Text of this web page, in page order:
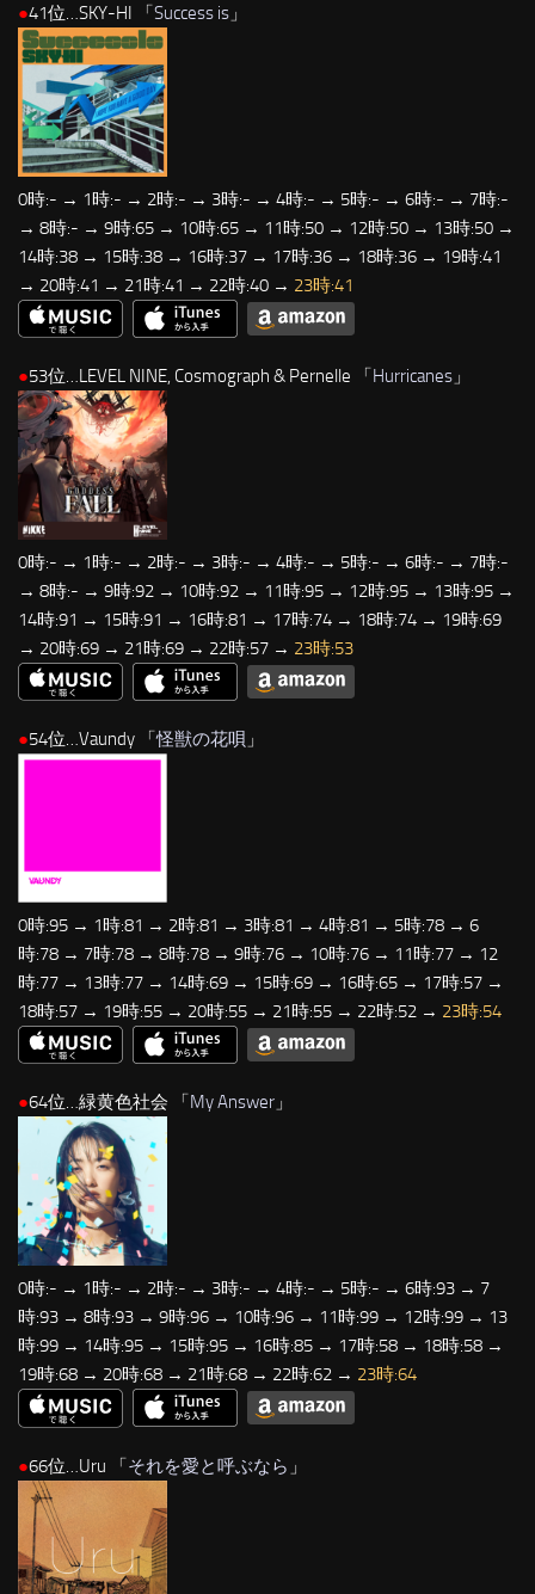
●41位…SKY-HI 「Success is 」
0時:- → 1時:- → 2時:- → 3時:- → 4時:- → 5時:- → 6時:- → 7時:-
→ 8時:- → 9時:65 → 10時:65 → 11時:50 → 12時:50 → 13時:50 →
14時:38 → 15時:38 → 16時:37 → 17時:36 → 18時:36 → 19時:41
→ 20時:41 → 21時:41 → 22時:40 → 23時:41
●53位…LEVEL NINE, Cosmograph & Pernelle 「Hurricanes 」
0時:- → 1時:- → 2時:- → 3時:- → 4時:- → 5時:- → 6時:- → 7時:-
→ 8時:- → 9時:92 → 10時:92 → 11時:95 → 12時:95 → 13時:95 →
14時:91 → 15時:91 → 16時:81 → 17時:74 → 18時:74 → 19時:69
→ 20時:69 → 21時:69 → 22時:57 → 23時:53
●54位…Vaundy 「怪獣の花唄 」
0時:95 → 1時:81 → 2時:81 → 3時:81 → 4時:81 → 5時:78 → 6
時:78 → 7時:78 → 8時:78 → 9時:76 → 10時:76 → 11時:77 → 12
時:77 → 13時:77 → 14時:69 → 15時:69 → 16時:65 → 17時:57 →
18時:57 → 19時:55 → 20時:55 → 21時:55 → 22時:52 → 23時:54
●64位…緑黄色社会 「 My Answer 」
0時:- → 1時:- → 2時:- → 3時:- → 4時:- → 5時:- → 6時:93 → 7
時:93 → 8時:93 → 9時:96 → 10時:96 → 11時:99 → 12時:99 → 13
時:99 → 14時:95 → 15時:95 → 16時:85 → 17時:58 → 18時:58 →
19時:68 → 20時:68 → 21時:68 → 22時:62 → 23時:64
●66位…Uru 「それを愛と呼ぶなら 」